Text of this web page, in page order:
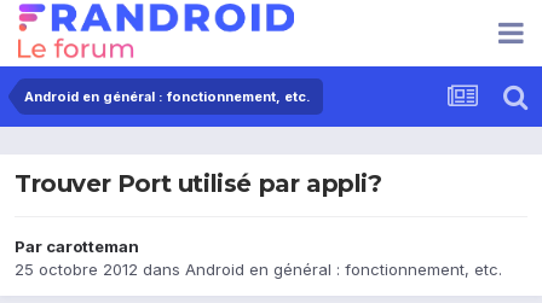
Android en général : fonctionnement, etc.
Trouver Port utilisé par appli?
Par carotteman
25 octobre 2012 dans Android en général : fonctionnement, etc.